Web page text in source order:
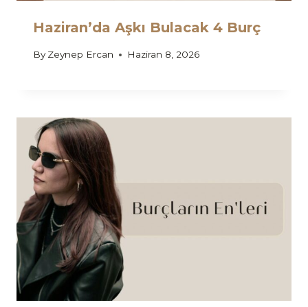
Haziran’da Aşkı Bulacak 4 Burç
By Zeynep Ercan Haziran 8, 2026